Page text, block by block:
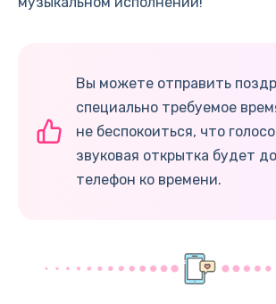
Вы можете отправить
специально требуемое
не беспокоиться, что
звуковая открытка будет
телефон ко времени.